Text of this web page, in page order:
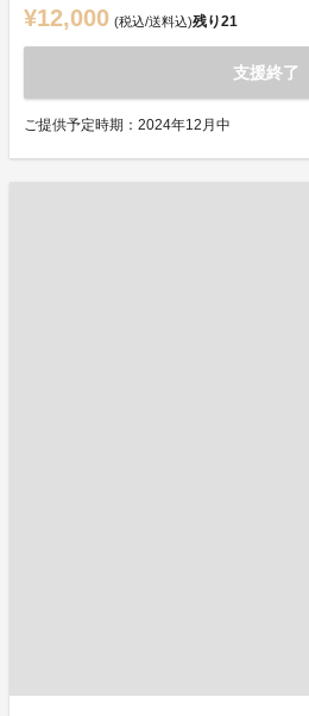
¥12,000 (税込/送料込)残り21
支援終了
ご提供予定時期：2024年12月中